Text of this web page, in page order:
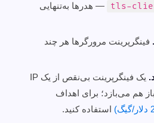
tls-
— هدرها به‌تنهایی
فینگرپرینت مرورگرها هر چند
یک فینگرپرینت بی‌نقص از یک IP
هم می‌بازد؛ برای اهداف
استفاده کنید.